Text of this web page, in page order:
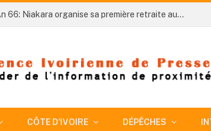
Côte d’Ivoire-AIP/ An 66: Niakara organise sa première retraite aux flambeaux sous le signe de l’unité nationale
CÔTE D’IVOIRE DÉPÊCHES